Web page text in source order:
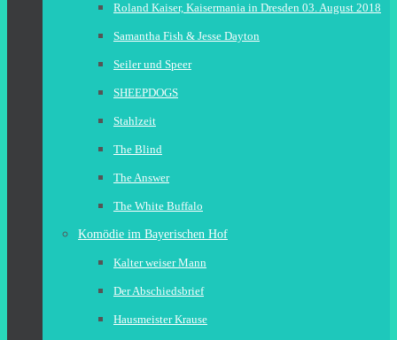
Roland Kaiser, Kaisermania in Dresden 03. August 2018
Samantha Fish & Jesse Dayton
Seiler und Speer
SHEEPDOGS
Stahlzeit
The Blind
The Answer
The White Buffalo
Komödie im Bayerischen Hof
Kalter weiser Mann
Der Abschiedsbrief
Hausmeister Krause